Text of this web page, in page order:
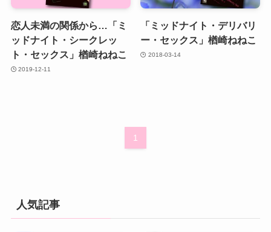
恋人未満の関係から…「ミ
ッドナイト・シークレッ
ト・セックス」楢崎ねねこ
2019-12-11
「ミッドナイト・デリバリ
ー・セックス」楢崎ねねこ
2018-03-14
1
人気記事